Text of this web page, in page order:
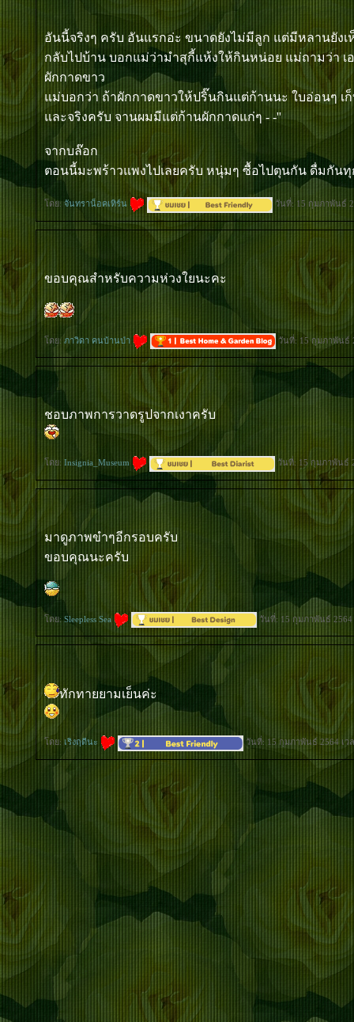
อันนี้จริงๆ ครับ อันแรกอ่ะ ขนาดยังไม่มีลูก แต่มีหลานยัง
กลับไปบ้าน บอกแม่ว่ามำสุกี้แห้งให้กินหน่อย แม่ถามว่า เ
ผักกาดขาว
ม่บอกว่า ถ้าผักกาดขาวให้ปริ๊นกินแต่ก้านนะ ใบอ่อนๆ เ
ละจริงครับ จานผมมีแต่ก้านผักกาดแก่ๆ - -''
จากบล๊อก
ตอนนี้มะพร้าวแพงไปเลยครับ หนุ่มๆ ซื้อไปตุนกัน ดื่มกันทุ
ดย:จันทราน็อคเทิร์น วันที่: 15 กุมภาพันธ์
ขอบคุณสำหรับความห่วงใยนะคะ
ดย: ภาวิดา คนบ้านป่า วันที่: 15 กุมภาพันธ์
ชอบภาพการวาดรูปจากเงาครับ
ดย: Insignia_Museum วันที่: 15 กุมภาพันธ์
มาดูภาพขำๆอีกรอบครับ
ขอบคุณนะครับ
ดย: Sleepless Sea วันที่: 15 กุมภาพันธ์ 2564
ทักทายยามเย็นค่ะ
ดย: เริงฤดีนะ วันที่: 15 กุมภาพันธ์ 2564 เว